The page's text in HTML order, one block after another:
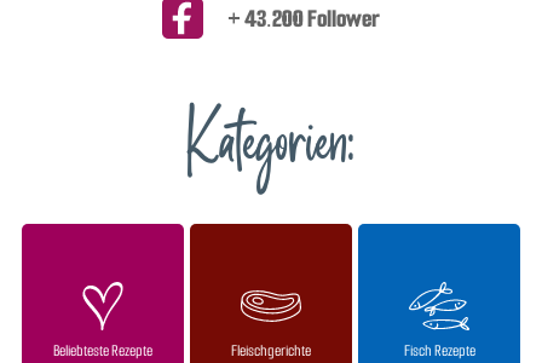
+ 43.200 Follower
Kategorien:
Beliebteste Rezepte Fleischgerichte Fisch Rezepte